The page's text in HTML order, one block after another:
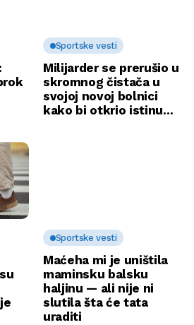
Sportske vesti
Milijarder se prerušio u
skromnog čistača u
svojoj novoj bolnici
kako bi otkrio istinu…
Sportske vesti
Maćeha mi je uništila
maminsku balsku
haljinu — ali nije ni
slutila šta će tata
uraditi